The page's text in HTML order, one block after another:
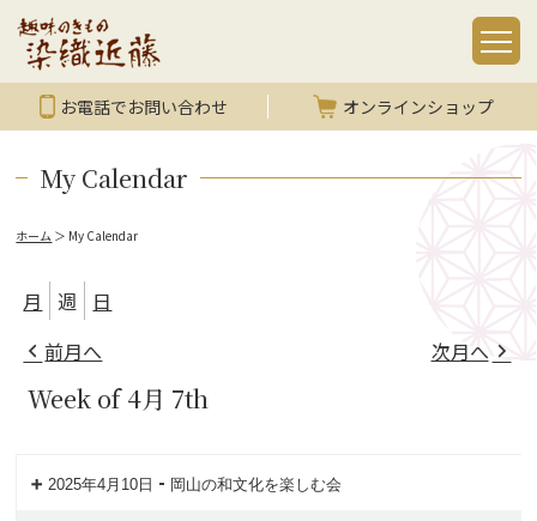
お電話でお問い合わせ オンラインショップ
My Calendar
ホーム ＞ My Calendar
月 週
日
前月へ
次月へ
Week of 4月 7th
2025年4月10日 - 岡山の和文化を楽しむ会